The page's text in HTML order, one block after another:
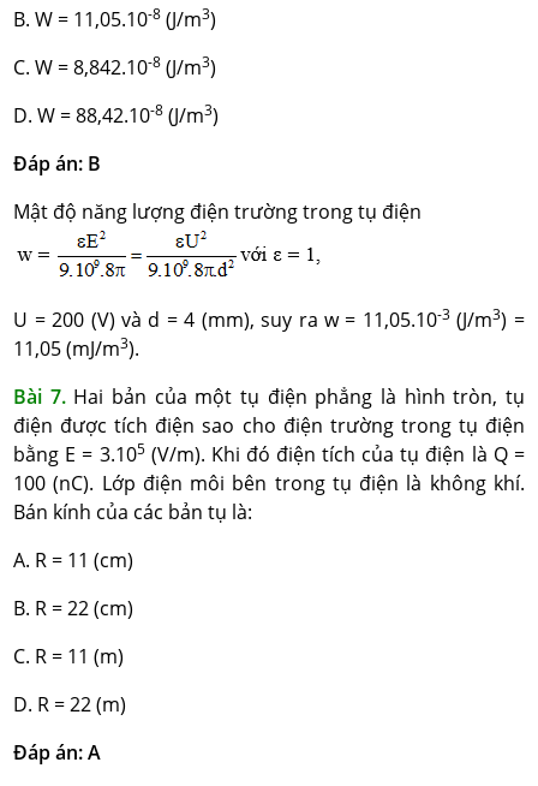
B. W = 11,05.10-8 (J/m3)
C. W = 8,842.10-8 (J/m3)
D. W = 88,42.10-8 (J/m3)
Đáp án: B
Mật độ năng lượng điện trường trong tụ điện
U = 200 (V) và d = 4 (mm), suy ra w = 11,05.10-3 (J/m3) =
11,05 (mJ/m3).
Bài 7. Hai bản của một tụ điện phẳng là hình tròn, tụ
điện được tích điện sao cho điện trường trong tụ điện
bằng E = 3.105 (V/m). Khi đó điện tích của tụ điện là Q =
100 (nC). Lớp điện môi bên trong tụ điện là không khí.
Bán kính của các bản tụ là:
A. R = 11 (cm)
B. R = 22 (cm)
C. R = 11 (m)
D. R = 22 (m)
Đáp án: A